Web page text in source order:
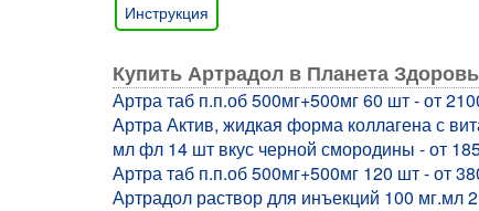
Инструкция
Купить Артрадол в Планета
Артра таб п.п.об 500мг+500мг 60 шт - от
Артра Актив, жидкая форма коллагена с
мл фл 14 шт вкус черной смородины - от
Артра таб п.п.об 500мг+500мг 120 шт - от
Артрадол раствор для инъекций 100 мг.мл